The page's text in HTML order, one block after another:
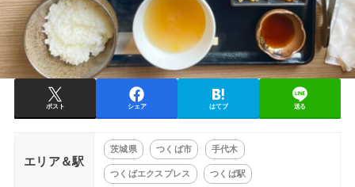
ポスト シェア はてブ 送る
エリア＆駅
茨城県 つくば市 手代木
つくばエクスプレス つくば駅